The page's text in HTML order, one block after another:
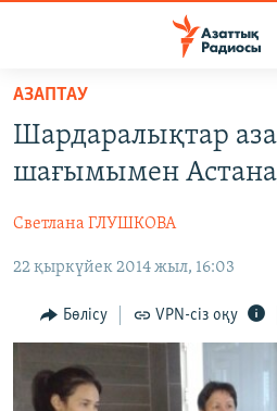
Skip
main
content
to
Navigation
САЯСАТ
ҚАҢТАР ОҚИҒАСЫ
АДАМ ҚҰҚЫҚТАРЫ
ӘЛЕУМЕТ
АРНАЙЫ ЖОБАЛАР
АЗАПТАУ
Шардаралықтар
шағымымен
Светлана ГЛУШКОВА
22 қыркүйек 2014 жыл, 16:03
Бөлісу VPN-сіз оқу